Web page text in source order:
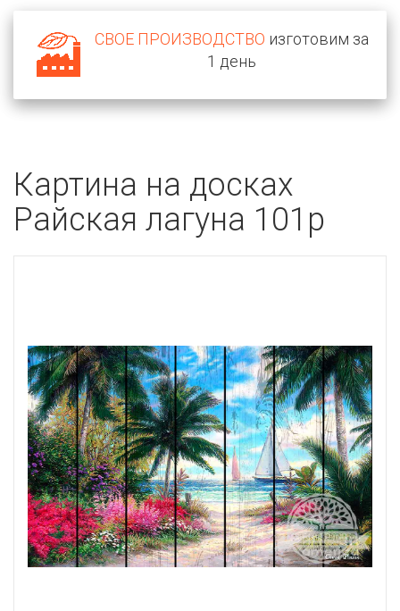
СВОЕ ПРОИЗВОДСТВО изготовим за
1 день
Картина на досках
Райская лагуна 101p